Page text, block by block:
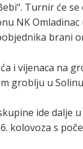
Turnir će
NK
brani
i vijenaca na
groblju u
ide dalje
kolovoza s